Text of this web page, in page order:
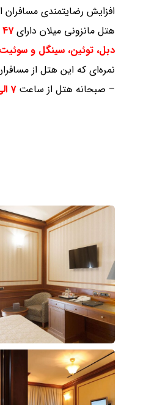
افزایش رضایتمندی
هتل مانزونی میلان دارای47 باب اتاق
دبل، توئین، سینگل و سوئیت
نمره‌ای که این هتل از
– صبحانه هتل از ساعت7 الی 10:30